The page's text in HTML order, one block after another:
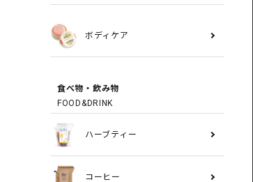
ボディケア
食べ物・飲み物
FOOD&DRINK
ハーブティー
コーヒー